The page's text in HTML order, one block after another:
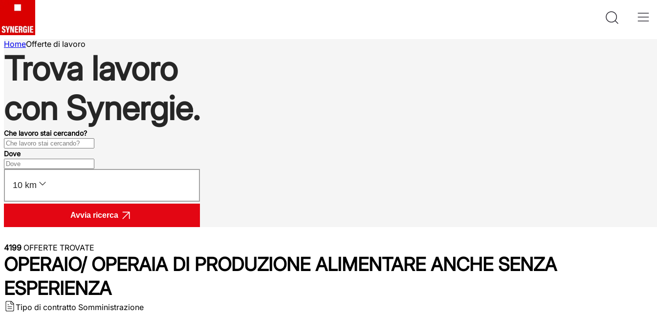
HomeOfferte di lavoro
Trova lavoro
con Synergie.
Che lavoro stai cercando?
Dove
10 km
Avvia ricerca
4199 OFFERTE TROVATE
OPERAIO/ OPERAIA DI PRODUZIONE ALIMENTARE ANCHE SENZA
ESPERIENZA
Tipo di contratto Somministrazione